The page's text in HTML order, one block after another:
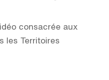
consacrée aux
les Territoires